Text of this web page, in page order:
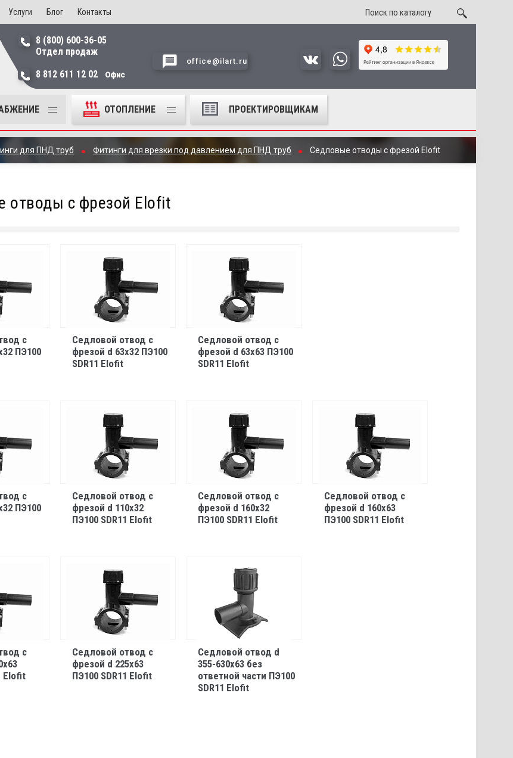
Услуги Блог Контакты
8 (800) 600-36-05
Отдел продаж
8 812 611 12 02
Офис
office@ilart.ru
ОТОПЛЕНИЕ ПРОЕКТИРОВЩИКАМ
для ПНД труб Фитинги для врезки под давлением для ПНД труб Седловые отводы с фрезой Elofit
отводы с фрезой Elofit
с
ПЭ100
Седловой отвод с
фрезой d 63х32 ПЭ100
SDR11 Elofit
Седловой отвод с
фрезой d 63х63 ПЭ100
SDR11 Elofit
с
ПЭ100
Седловой отвод с
фрезой d 110х32
ПЭ100 SDR11 Elofit
Седловой отвод с
фрезой d 160х32
ПЭ100 SDR11 Elofit
Седловой отвод с
фрезой d 160х63
ПЭ100 SDR11 Elofit
с
Elofit
Седловой отвод с
фрезой d 225х63
ПЭ100 SDR11 Elofit
Седловой отвод d
355-630х63 без
ответной части ПЭ100
SDR11 Elofit